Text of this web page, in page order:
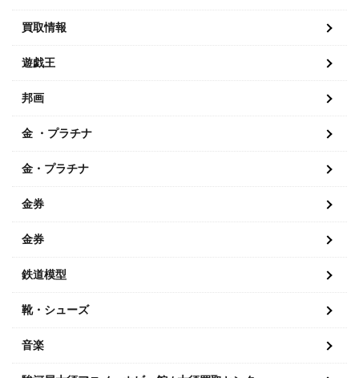
買取情報
遊戯王
邦画
金 ・プラチナ
金・プラチナ
金券
金券
鉄道模型
靴・シューズ
音楽